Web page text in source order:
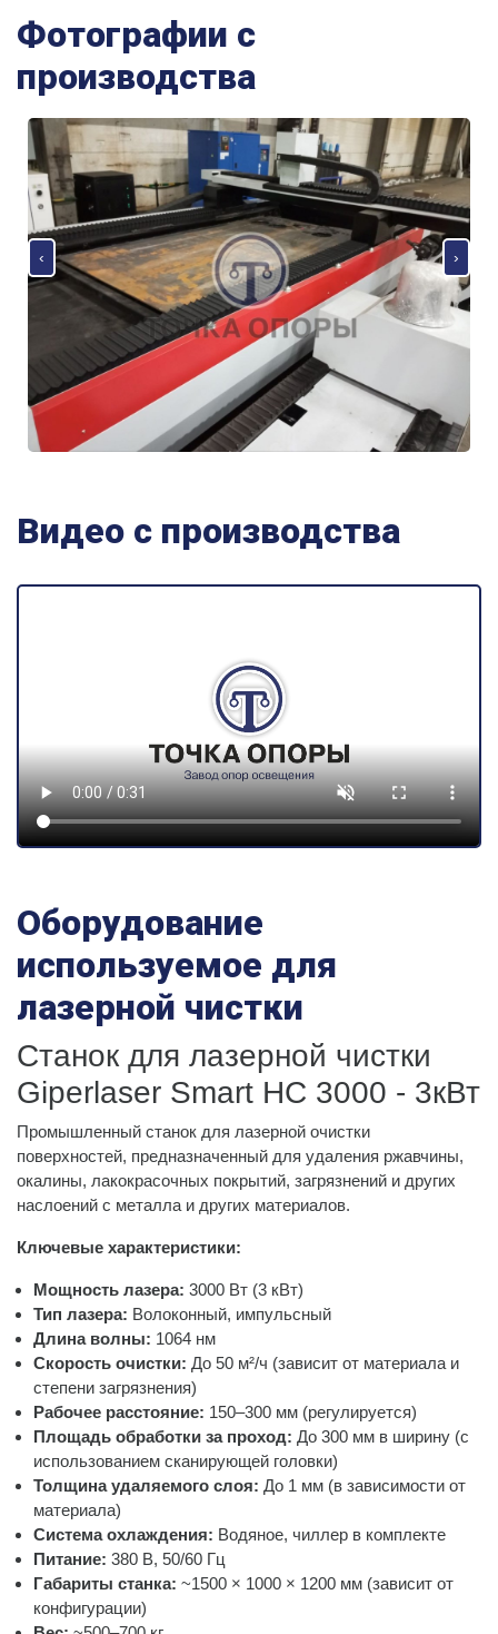
Фотографии с
производства
‹ ›
Видео с производства
Оборудование
используемое для
лазерной чистки
Станок для лазерной чистки
Giperlaser Smart HC 3000 - 3кВт
Промышленный станок для лазерной очистки
поверхностей, предназначенный для удаления ржавчины,
окалины, лакокрасочных покрытий, загрязнений и других
наслоений с металла и других материалов.
Ключевые характеристики:
Мощность лазера: 3000 Вт (3 кВт)
Тип лазера: Волоконный, импульсный
Длина волны: 1064 нм
Скорость очистки: До 50 м²/ч (зависит от материала и
степени загрязнения)
Рабочее расстояние: 150–300 мм (регулируется)
Площадь обработки за проход: До 300 мм в ширину (с
использованием сканирующей головки)
Толщина удаляемого слоя: До 1 мм (в зависимости от
материала)
Система охлаждения: Водяное, чиллер в комплекте
Питание: 380 В, 50/60 Гц
Габариты станка: ~1500 × 1000 × 1200 мм (зависит от
конфигурации)